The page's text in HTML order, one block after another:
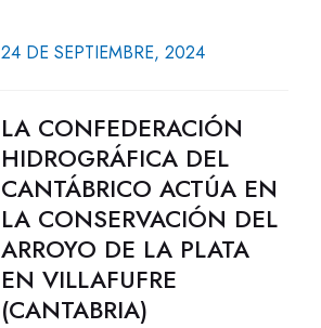
24 DE SEPTIEMBRE, 2024
LA CONFEDERACIÓN
HIDROGRÁFICA DEL
CANTÁBRICO ACTÚA EN
LA CONSERVACIÓN DEL
ARROYO DE LA PLATA
EN VILLAFUFRE
(CANTABRIA)